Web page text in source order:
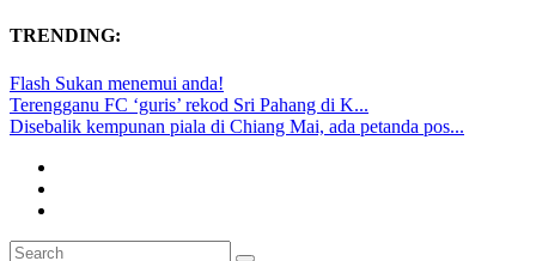
TRENDING:
Flash Sukan menemui anda!
Terengganu FC ‘guris’ rekod Sri Pahang di K...
Disebalik kempunan piala di Chiang Mai, ada petanda pos...